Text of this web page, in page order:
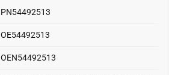
PN54492513
OE54492513
OEN54492513